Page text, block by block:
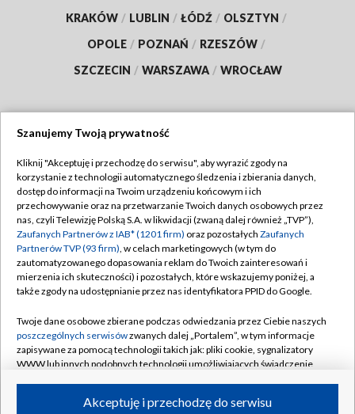
KRAKÓW / LUBLIN / ŁÓDŹ / OLSZTYN /
OPOLE / POZNAŃ / RZESZÓW /
SZCZECIN / WARSZAWA / WROCŁAW
TVP
Abonament TVP
Emisja w TVP
Centrum informacji TVP
Naziemna Telewizja Cyfrowa
Rada Programowa
System NOS
Informacje o nadawcy
Program dla prasy
Regulamin TVP
Polityka prywatności
Moje zgody
Pomoc
Kontakt
Kanały
Szanujemy Twoją prywatność
Kliknij "Akceptuję i przechodzę do serwisu", aby wyrazić zgody na
korzystanie z technologii automatycznego śledzenia i zbierania danych,
dostęp do informacji na Twoim urządzeniu końcowym i ich
przechowywanie oraz na przetwarzanie Twoich danych osobowych przez
nas, czyli Telewizję Polską S.A. w likwidacji (zwaną dalej również „TVP”),
Zaufanych Partnerów z IAB* (1201 firm) oraz pozostałych Zaufanych
Partnerów TVP (93 firm), w celach marketingowych (w tym do
zautomatyzowanego dopasowania reklam do Twoich zainteresowań i
mierzenia ich skuteczności) i pozostałych, które wskazujemy poniżej, a
także zgody na udostępnianie przez nas identyfikatora PPID do Google.
Twoje dane osobowe zbierane podczas odwiedzania przez Ciebie naszych
poszczególnych serwisówzwanych dalej „Portalem”, w tym informacje
zapisywane za pomocą technologii takich jak: pliki cookie, sygnalizatory
WWW lub innych podobnych technologii umożliwiających świadczenie
ruchu w Internecie.Akceptuję i przechodzę do serwisu